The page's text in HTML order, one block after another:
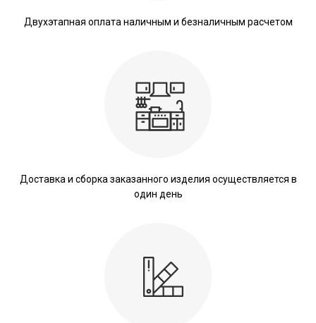
Двухэтапная оплата наличным и безналичным расчетом
Доставка и сборка заказанного изделия осуществляется в
один день